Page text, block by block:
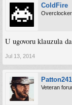
ColdFire
Overclocker
U ugovoru klauzula
Jul 13, 2014
Veteran